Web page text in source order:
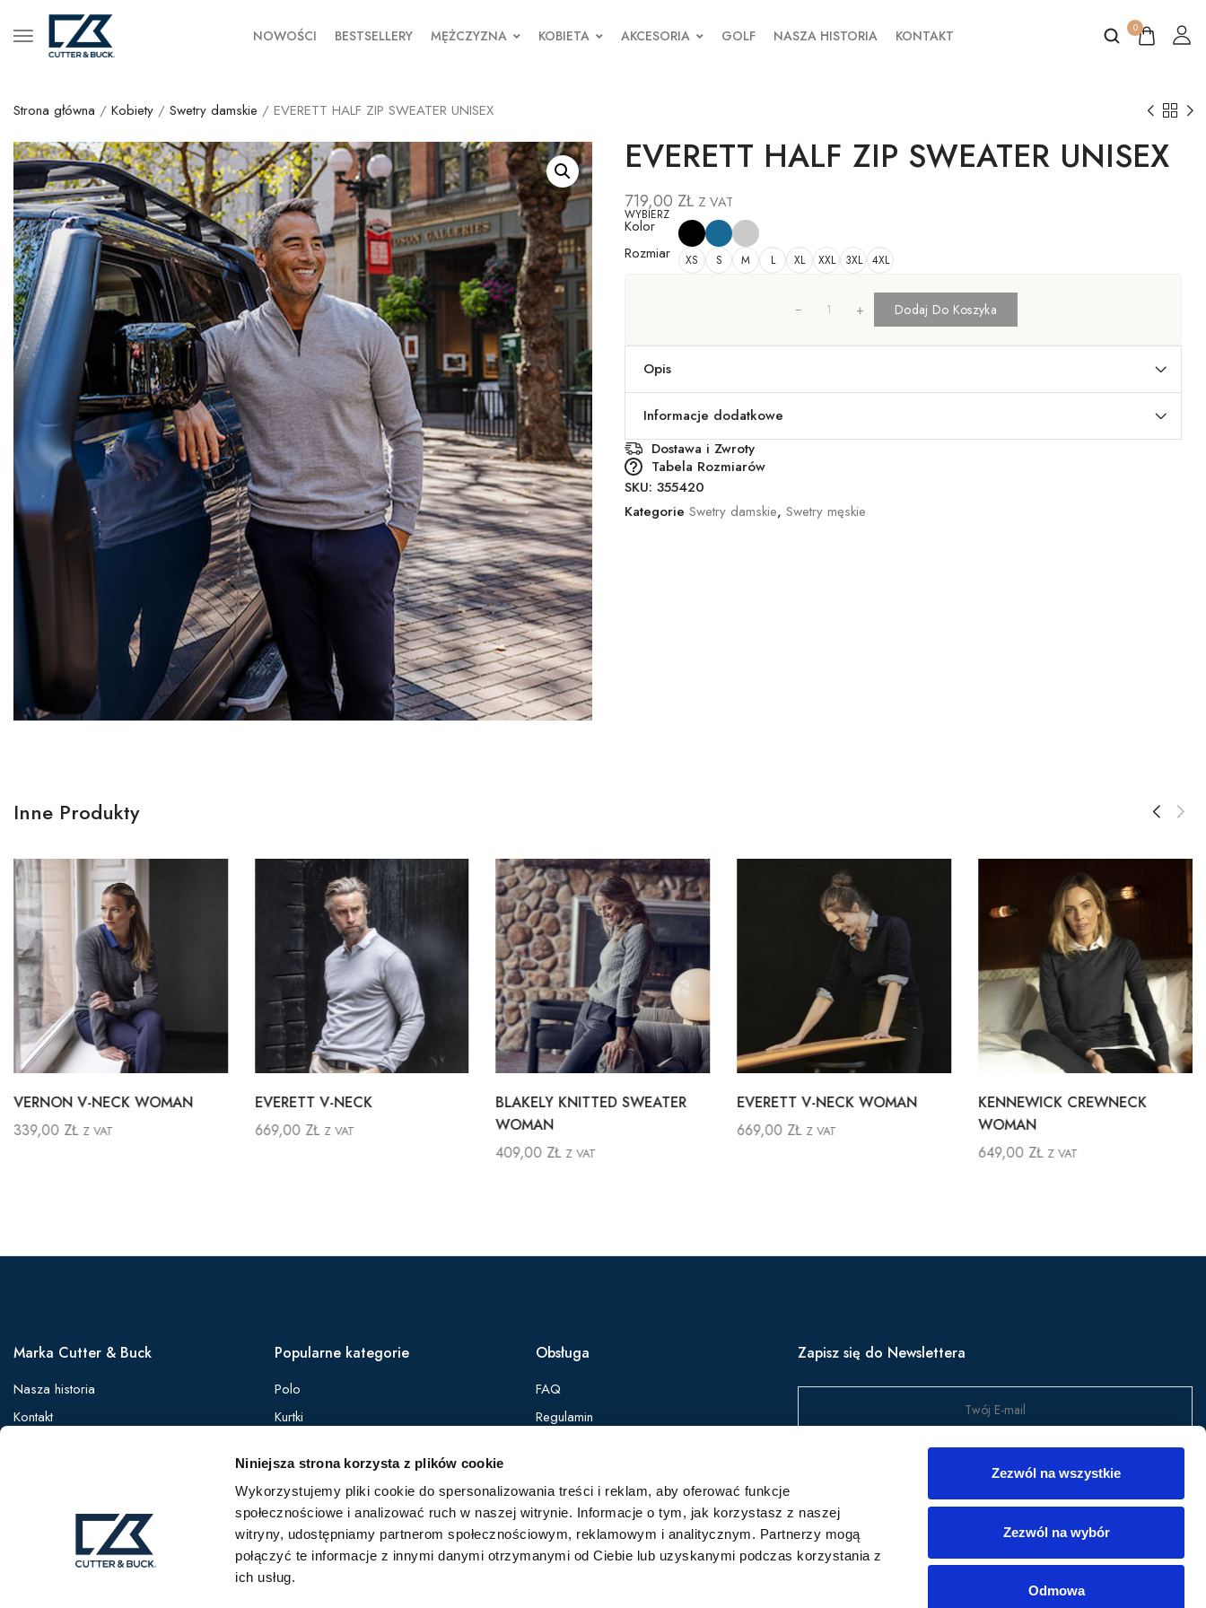
Niniejsza strona korzysta z plików cookie
Wykorzystujemy pliki cookie do spersonalizowania treści i reklam, aby oferować funkcje
społecznościowe i analizować ruch w naszej witrynie. Informacje o tym, jak korzystasz z naszej
witryny, udostępniamy partnerom społecznościowym, reklamowym i analitycznym. Partnerzy mogą
połączyć te informacje z innymi danymi otrzymanymi od Ciebie lub uzyskanymi podczas korzystania z
ich usług.
Zezwól na wszystkie
Zezwól na wybór
Odmowa
NOWOŚCI BESTSELLERY MĘŻCZYZNA KOBIETA AKCESORIA GOLF NASZA HISTORIA KONTAKT 0
Strona główna / Kobiety / Swetry damskie / EVERETT HALF ZIP SWEATER UNISEX
EVERETT HALF ZIP SWEATER UNISEX
719,00 ZŁ Z VAT
WYBIERZ
Kolor
Rozmiar
XS S M L XL XXL 3XL 4XL
+ Dodaj Do Koszyka
Opis
Informacje dodatkowe
Dostawa i Zwroty
Tabela Rozmiarów
SKU: 355420
Kategorie Swetry damskie, Swetry męskie
Inne Produkty
VERNON V-NECK WOMAN
339,00 ZŁ Z VAT
EVERETT V-NECK
669,00 ZŁ Z VAT
BLAKELY KNITTED SWEATER
WOMAN
409,00 ZŁ Z VAT
EVERETT V-NECK WOMAN
669,00 ZŁ Z VAT
KENNEWICK CREWNECK
WOMAN
649,00 ZŁ Z VAT
Marka Cutter & Buck
Nasza historia
Kontakt
Popularne kategorie
Polo
Kurtki
Softshelle
Bezrękawniki
Bluzy
Spodnie
Obsługa
FAQ
Regulamin
Zapisz się do Newslettera
Zapisz się, aby być na bieżąco z nowościami w produktach,
promocjami i nie tylko.